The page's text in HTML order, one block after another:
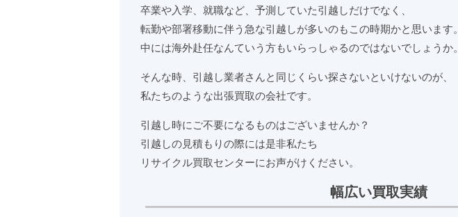
卒業や入学、就職など、予測していた引越しだけでなく、
転勤や部署移動に伴う急な引越しが多いのもこの時期かと思います。
中には海外赴任なんていう方もいらっしゃるのではないでしょうか。
そんな時、引越し業者さんと同じくらい探さないといけないのが、
私たちのような出張買取の会社です。
引越し時にご不要になるものはございませんか？
引越しの見積もりの際には是非私たち
リサイクル買取センターにお声がけください。
幅広い買取実績